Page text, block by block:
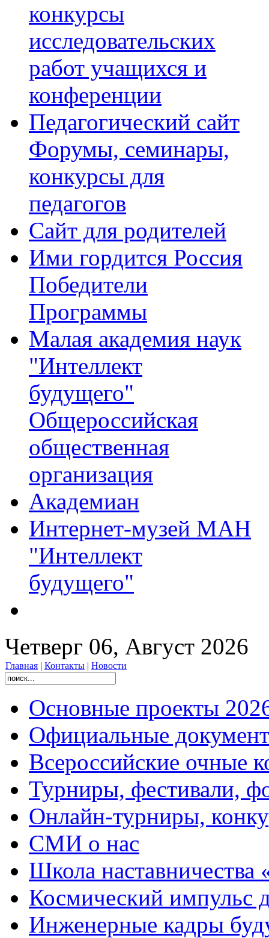
конкурсы
исследовательских
работ учащихся и
конференции
Педагогический сайт
Форумы, семинары,
конкурсы для
педагогов
Сайт для родителей
Ими гордится Россия
Победители
Программы
Малая академия наук
"Интеллект
будущего"
Общероссийская
общественная
организация
Академиан
Интернет-музей МАН
"Интеллект
будущего"
Четверг 06, Август 2026
Главная | Контакты | Новости
Основные проекты
Официальные
Всероссийские очные
Турниры, фестивали,
Онлайн-турниры,
СМИ о нас
Школа
Космический импульс
Инженерные кадры